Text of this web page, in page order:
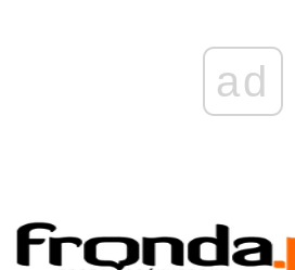
ad